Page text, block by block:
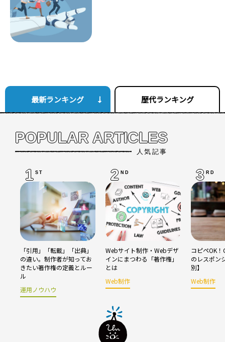
最新ランキング 歴代ランキング
POPULAR ARTICLES
人気記事
1 ST
「引用」「転載」「出典」
の違い。制作者が知ってお
きたい著作権の定義とルー
ル
運用ノウハウ
2 ND
Webサイト制作・Webデザ
インにまつわる「著作権」
とは
Web制作
3 RD
コピペOK
のレスポン
別】
Web制作